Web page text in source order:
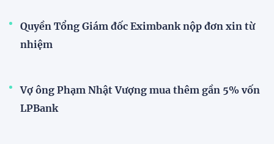
Quyền Tổng Giám đốc Eximbank nộp đơn xin từ
nhiệm
Vợ ông Phạm Nhật Vượng mua thêm gần 5% vốn
LPBank